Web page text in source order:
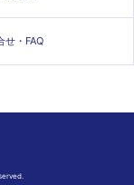
せ・FAQ